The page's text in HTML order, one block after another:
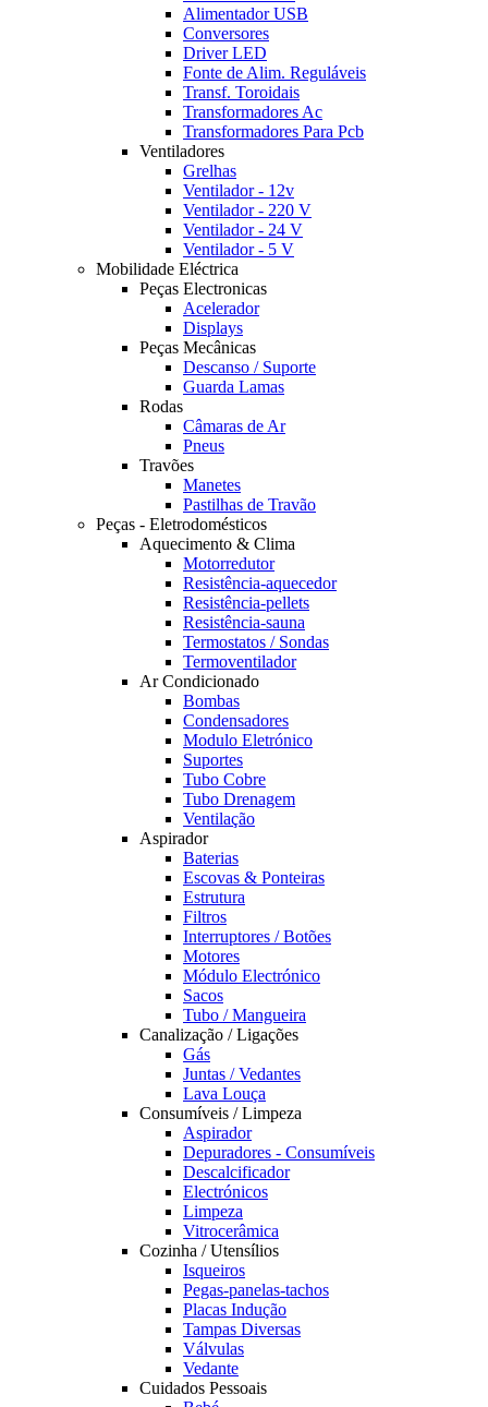
Alimentador USB
Conversores
Driver LED
Fonte de Alim. Reguláveis
Transf. Toroidais
Transformadores Ac
Transformadores Para Pcb
Ventiladores
Grelhas
Ventilador - 12v
Ventilador - 220 V
Ventilador - 24 V
Ventilador - 5 V
Mobilidade Eléctrica
Peças Electronicas
Acelerador
Displays
Peças Mecânicas
Descanso / Suporte
Guarda Lamas
Rodas
Câmaras de Ar
Pneus
Travões
Manetes
Pastilhas de Travão
Peças - Eletrodomésticos
Aquecimento & Clima
Motorredutor
Resistência-aquecedor
Resistência-pellets
Resistência-sauna
Termostatos / Sondas
Termoventilador
Ar Condicionado
Bombas
Condensadores
Modulo Eletrónico
Suportes
Tubo Cobre
Tubo Drenagem
Ventilação
Aspirador
Baterias
Escovas & Ponteiras
Estrutura
Filtros
Interruptores / Botões
Motores
Módulo Electrónico
Sacos
Tubo / Mangueira
Canalização / Ligações
Gás
Juntas / Vedantes
Lava Louça
Consumíveis / Limpeza
Aspirador
Depuradores - Consumíveis
Descalcificador
Electrónicos
Limpeza
Vitrocerâmica
Cozinha / Utensílios
Isqueiros
Pegas-panelas-tachos
Placas Indução
Tampas Diversas
Válvulas
Vedante
Cuidados Pessoais